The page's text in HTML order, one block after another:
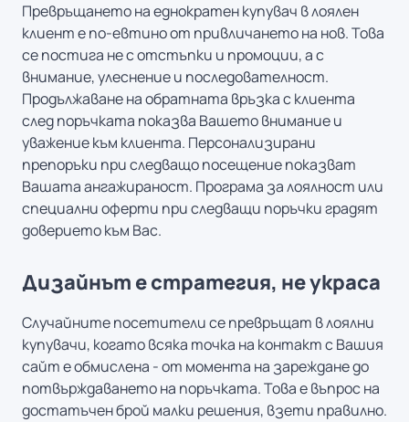
Превръщането на еднократен купувач в лоялен
клиент е по-евтино от привличането на нов. Това
се постига не с отстъпки и промоции, а с
внимание, улеснение и последователност.
Продължаване на обратната връзка с клиента
след поръчката показва Вашето внимание и
уважение към клиента. Персонализирани
препоръки при следващо посещение показват
Вашата ангажираност. Програма за лоялност или
специални оферти при следващи поръчки градят
доверието към Вас.
Дизайнът е стратегия, не украса
Случайните посетители се превръщат в лоялни
купувачи, когато всяка точка на контакт с Вашия
сайт е обмислена - от момента на зареждане до
потвърждаването на поръчката. Това е въпрос на
достатъчен брой малки решения, взети правилно.